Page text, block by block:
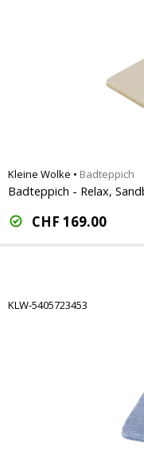
Kleine Wolke • Badteppich
Badteppich - Relax,
CHF 169.00
KLW-5405723453